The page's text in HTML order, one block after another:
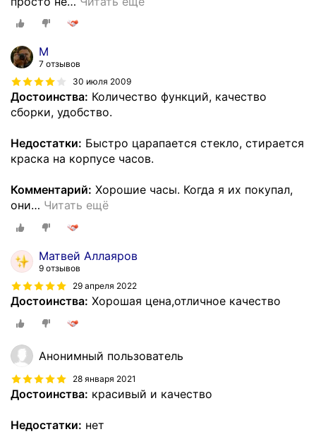
М
7 отзывов
30 июля 2009
Достоинства: Количество функций, качество
сборки, удобство.
Недостатки: Быстро царапается стекло, стирается
краска на корпусе часов.
Комментарий: Хорошие часы. Когда я их покупал,
они… Читать ещё
Матвей Аллаяров
9 отзывов
29 апреля 2022
Достоинства: Хорошая цена,отличное качество
Анонимный пользователь
28 января 2021
Достоинства: красивый и качество
Недостатки: нет